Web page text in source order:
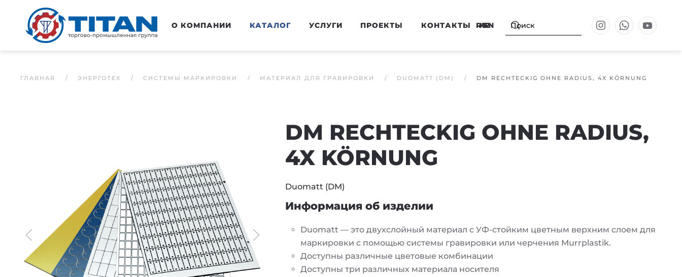
Перейти к основному содержанию О КОМПАНИИ КАТАЛОГ УСЛУГИ ПРОЕКТЫ КОНТАКТЫ RU
KZ
EN
ГЛАВНАЯ ЭНЕРГОТЕХ СИСТЕМЫ МАРКИРОВКИ МАТЕРИАЛ ДЛЯ ГРАВИРОВКИ DUOMATT (DM) DM RECHTECKIG OHNE RADIUS, 4X KÖRNUNG
DM RECHTECKIG OHNE RADIUS,
4X KÖRNUNG
Duomatt (DM)
Информация об изделии
Duomatt — это двухслойный материал с УФ-стойким цветным верхним слоем для
маркировки с помощью системы гравировки или черчения Murrplastik.
Доступны различные цветовые комбинации
Доступны три различных материала носителя